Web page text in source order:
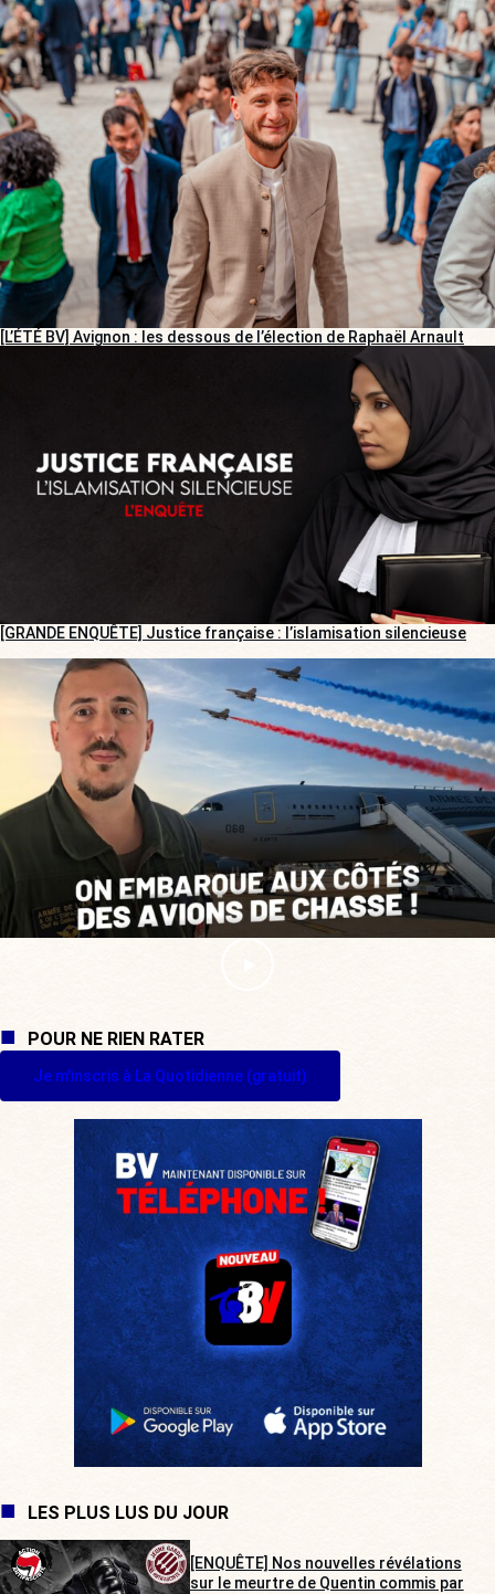
[L’ÉTÉ BV] Avignon : les dessous de l’élection de Raphaël Arnault
[GRANDE ENQUÊTE] Justice française : l’islamisation silencieuse
POUR NE RIEN RATER
Je m'inscris à La Quotidienne (gratuit)
LES PLUS LUS DU JOUR
[ENQUÊTE] Nos nouvelles révélations
sur le meurtre de Quentin commis par